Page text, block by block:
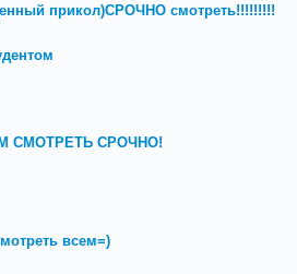
прикол)СРОЧНО смотреть!!!!!!!!!
СМОТРЕТЬ СРОЧНО!
всем=)